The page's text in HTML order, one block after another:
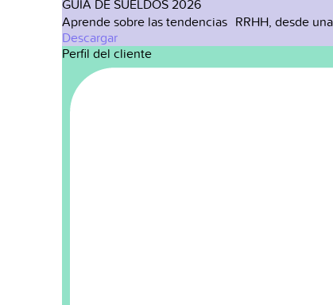
GUIA DE SUELDOS 2026
Aprende sobre las tendencias RRHH, desde
Descargar
Perfil del cliente